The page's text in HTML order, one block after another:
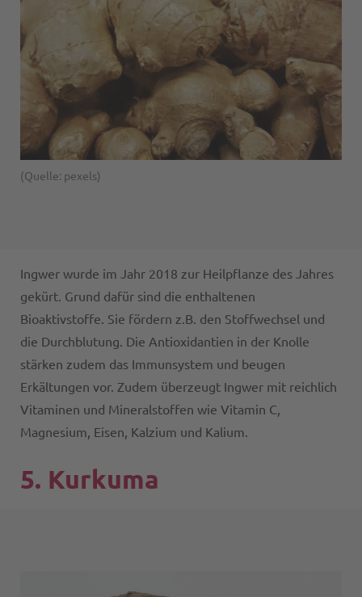
(Quelle: pexels)
Ingwer wurde im Jahr 2018 zur Heilpflanze des Jahres
gekürt. Grund dafür sind die enthaltenen
Bioaktivstoffe. Sie fördern z.B. den Stoffwechsel und
die Durchblutung. Die Antioxidantien in der Knolle
stärken zudem das Immunsystem und beugen
Erkältungen vor. Zudem überzeugt Ingwer mit reichlich
Vitaminen und Mineralstoffen wie Vitamin C,
Magnesium, Eisen, Kalzium und Kalium.
5. Kurkuma